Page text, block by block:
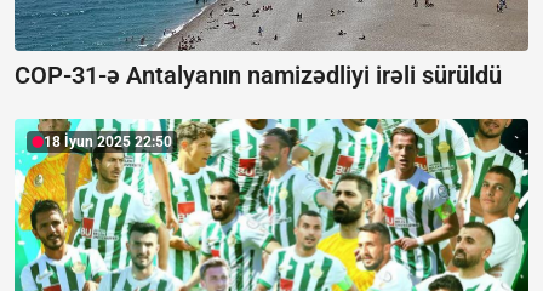
COP-31-ə Antalyanın namizədliyi irəli sürüldü
18 İyun 2025 22:50